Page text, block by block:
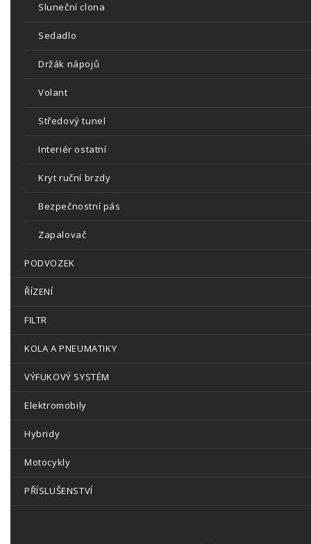
Sluneční clona
Sedadlo
Držák nápojů
Volant
Středový tunel
Interiér ostatní
Kryt ruční brzdy
Bezpečnostní pás
Zapalovač
PODVOZEK
ŘÍZENÍ
FILTR
KOLA A PNEUMATIKY
VÝFUKOVÝ SYSTÉM
Elektromobily
Hybridy
Motocykly
PŘÍSLUŠENSTVÍ